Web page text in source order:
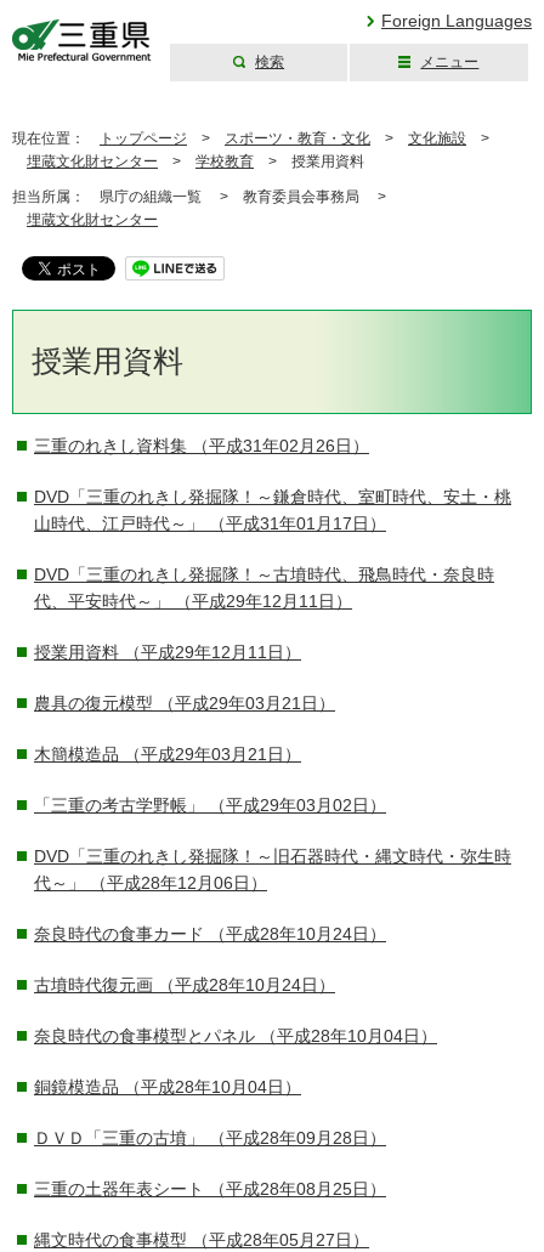
Foreign Languages
検索 メニュー
現在位置： トップページ > スポーツ・教育・文化 > 文化施設 >
埋蔵文化財センター > 学校教育 > 授業用資料
担当所属： 県庁の組織一覧 > 教育委員会事務局 >
埋蔵文化財センター
授業用資料
三重のれきし資料集 （平成31年02月26日）
DVD「三重のれきし発掘隊！～鎌倉時代、室町時代、安土・桃
山時代、江戸時代～」
（平成31年01月17日）
DVD「三重のれきし発掘隊！～古墳時代、飛鳥時代・奈良時
代、平安時代～」
（平成29年12月11日）
授業用資料 （平成29年12月11日）
農具の復元模型 （平成29年03月21日）
木簡模造品 （平成29年03月21日）
「三重の考古学野帳」 （平成29年03月02日）
DVD「三重のれきし発掘隊！～旧石器時代・縄文時代・弥生時
代～」
（平成28年12月06日）
奈良時代の食事カード （平成28年10月24日）
古墳時代復元画 （平成28年10月24日）
奈良時代の食事模型とパネル （平成28年10月04日）
銅鏡模造品 （平成28年10月04日）
ＤＶＤ「三重の古墳」 （平成28年09月28日）
三重の土器年表シート （平成28年08月25日）
縄文時代の食事模型 （平成28年05月27日）